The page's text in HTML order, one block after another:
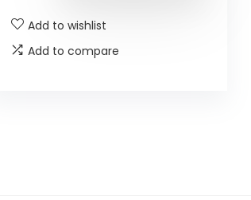
Add to wishlist
Add to compare